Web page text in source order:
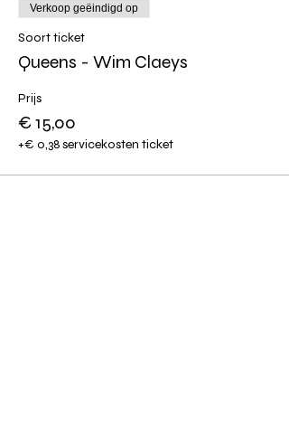
Verkoop geëindigd op
Soort ticket
Queens - Wim Claeys
Prijs
€ 15,00
+€ 0,38 servicekosten ticket